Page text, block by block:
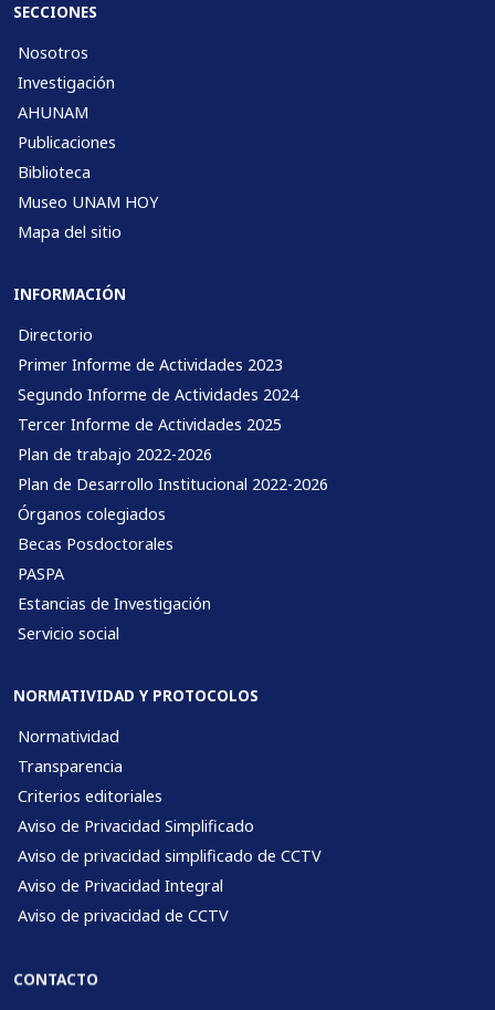
SECCIONES
Nosotros
Investigación
AHUNAM
Publicaciones
Biblioteca
Museo UNAM HOY
Mapa del sitio
INFORMACIÓN
Directorio
Primer Informe de Actividades 2023
Segundo Informe de Actividades 2024
Tercer Informe de Actividades 2025
Plan de trabajo 2022-2026
Plan de Desarrollo Institucional 2022-2026
Órganos colegiados
Becas Posdoctorales
PASPA
Estancias de Investigación
Servicio social
NORMATIVIDAD Y PROTOCOLOS
Normatividad
Transparencia
Criterios editoriales
Aviso de Privacidad Simplificado
Aviso de privacidad simplificado de CCTV
Aviso de Privacidad Integral
Aviso de privacidad de CCTV
CONTACTO